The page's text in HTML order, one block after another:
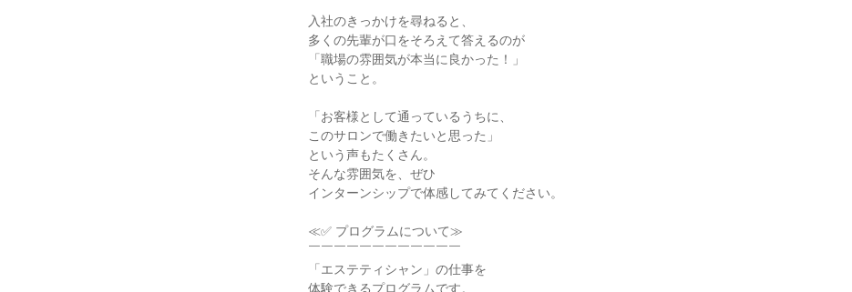
入社のきっかけを尋ねると、
多くの先輩が口をそろえて答えるのが
「職場の雰囲気が本当に良かった！」
ということ。
「お客様として通っているうちに、
このサロンで働きたいと思った」
という声もたくさん。
そんな雰囲気を、ぜひ
インターンシップで体感してみてください。
≪✅ プログラムについて≫
￣￣￣￣￣￣￣￣￣￣￣￣
「エステティシャン」の仕事を
体験できるプログラムです。